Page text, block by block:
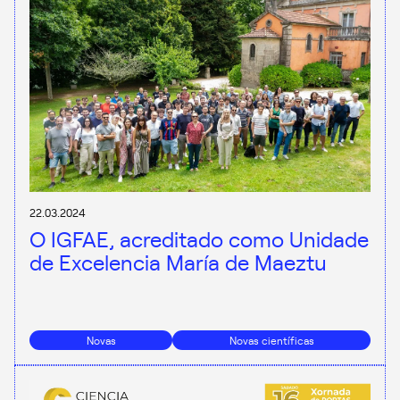
22.03.2024
O IGFAE, acreditado como Unidade
de Excelencia María de Maeztu
Novas Novas científicas